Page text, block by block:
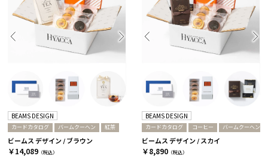
BEAMS DESIGN
カードカタログ バームクーヘン 紅茶
ビームス デザイン / ブラウン
￥14,089 （税込）
BEAMS DESIGN
カードカタログ コーヒー バームクーヘン
ビームス デザイン / スカイ
￥8,890 （税込）